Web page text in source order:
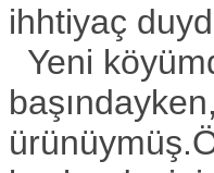
ihhtiyaç
Yeni